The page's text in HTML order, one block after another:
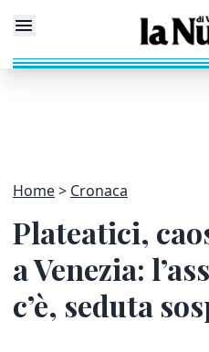
Home Cronaca
Plateatici,
a Venezia:
c’è, seduta